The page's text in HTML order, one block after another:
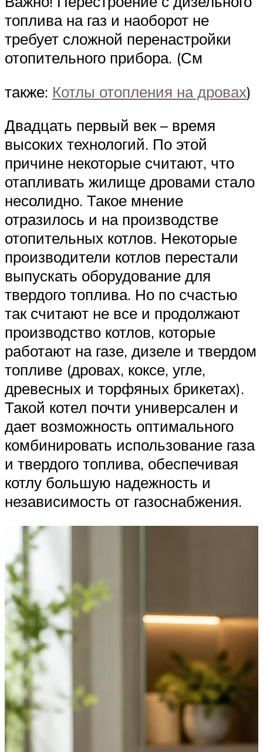
топлива на газ и наоборот не
требует сложной перенастройки
отопительного прибора. (См
также: Котлы отопления на дровах)
Двадцать первый век – время
высоких технологий. По этой
причине некоторые считают, что
отапливать жилище дровами стало
несолидно. Такое мнение
отразилось и на производстве
отопительных котлов. Некоторые
производители котлов перестали
выпускать оборудование для
твердого топлива. Но по счастью
так считают не все и продолжают
производство котлов, которые
работают на газе, дизеле и твердом
топливе (дровах, коксе, угле,
древесных и торфяных брикетах).
Такой котел почти универсален и
дает возможность оптимального
комбинировать использование газа
и твердого топлива, обеспечивая
котлу большую надежность и
независимость от газоснабжения.